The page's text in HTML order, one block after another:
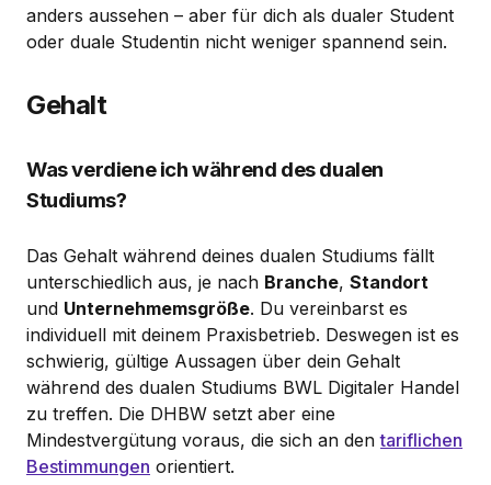
anders aussehen – aber für dich als dualer Student
oder duale Studentin nicht weniger spannend sein.
Gehalt
Was verdiene ich während des dualen
Studiums?
Das Gehalt während deines dualen Studiums fällt
unterschiedlich aus, je nach Branche, Standort
und Unternehmemsgröße. Du vereinbarst es
individuell mit deinem Praxisbetrieb. Deswegen ist es
schwierig, gültige Aussagen über dein Gehalt
während des dualen Studiums BWL Digitaler Handel
zu treffen. Die DHBW setzt aber eine
Mindestvergütung voraus, die sich an dentariflichen
Bestimmungen orientiert.